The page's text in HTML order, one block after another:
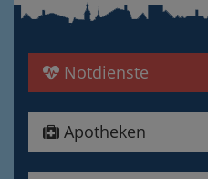
Notdienste
Apotheken